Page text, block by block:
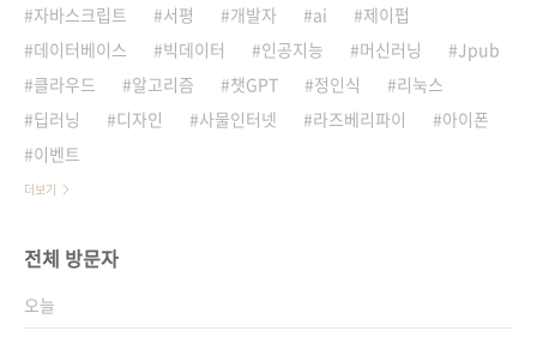
자바스크립트
서평 개발자 ai
제이펍
데이터베이스
빅데이터 인공지능 머신러닝
Jpub
클라우드
알고리즘 챗GPT 정인식
리눅스
딥러닝
디자인 사물인터넷 라즈베리파이
아이폰
이벤트
더보기
전체 방문자
오늘